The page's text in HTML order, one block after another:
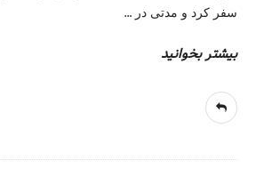
سفر کرد و مدتی در …
بیشتر بخوانید